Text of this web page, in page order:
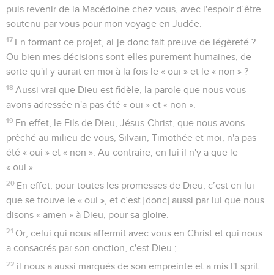
puis revenir de la Macédoine chez vous, avec l'espoir d’être
soutenu par vous pour mon voyage en Judée.
17 En formant ce projet, ai-je donc fait preuve de légèreté ?
Ou bien mes décisions sont-elles purement humaines, de
sorte qu'il y aurait en moi à la fois le « oui » et le « non » ?
18 Aussi vrai que Dieu est fidèle, la parole que nous vous
avons adressée n'a pas été « oui » et « non ».
19 En effet, le Fils de Dieu, Jésus-Christ, que nous avons
prêché au milieu de vous, Silvain, Timothée et moi, n'a pas
été « oui » et « non ». Au contraire, en lui il n'y a que le
« oui ».
20 En effet, pour toutes les promesses de Dieu, c’est en lui
que se trouve le « oui », et c’est [donc] aussi par lui que nous
disons « amen » à Dieu, pour sa gloire.
21 Or, celui qui nous affermit avec vous en Christ et qui nous
a consacrés par son onction, c'est Dieu ;
22 il nous a aussi marqués de son empreinte et a mis l'Esprit